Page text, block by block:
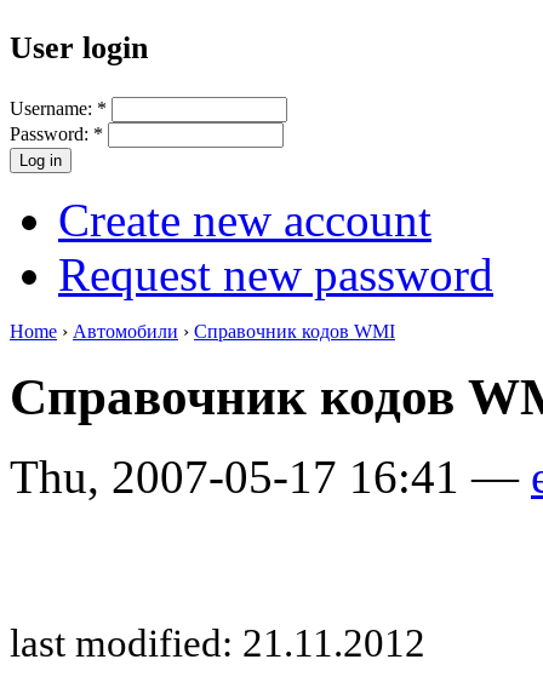
User login
Username: *
Password: *
Create new account
Request new password
Home › Автомобили › Справочник кодов WMI
Справочник кодов
Thu, 2007-05-17 16:41 —
last modified: 21.11.2012